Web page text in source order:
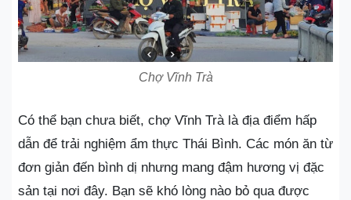
Chợ Vĩnh Trà
Có thể bạn chưa biết, chợ Vĩnh Trà là địa điểm hấp
dẫn để trải nghiệm ẩm thực Thái Bình. Các món ăn từ
đơn giản đến bình dị nhưng mang đậm hương vị đặc
sản tại nơi đây. Bạn sẽ khó lòng nào bỏ qua được